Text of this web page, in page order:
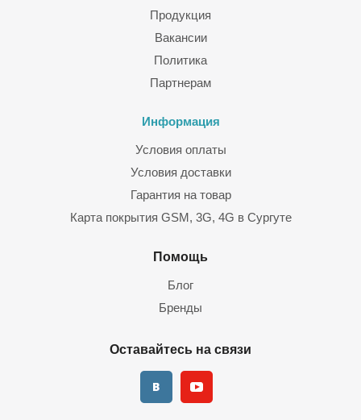
Продукция
Вакансии
Политика
Партнерам
Информация
Условия оплаты
Условия доставки
Гарантия на товар
Карта покрытия GSM, 3G, 4G в Сургуте
Помощь
Блог
Бренды
Оставайтесь на связи